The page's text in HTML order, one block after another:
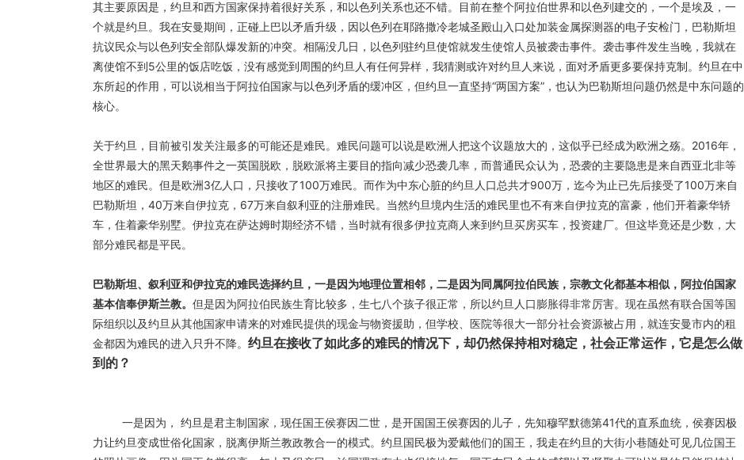
其主要原因是，约旦和西方国家保持着很好关系，和以色列关系也还不错。目前在整个阿拉伯世界和以色列建交的，一个是埃及，一
个就是约旦。我在安曼期间，正碰上巴以矛盾升级，因以色列在耶路撒冷老城圣殿山入口处加装金属探测器的电子安检门，巴勒斯坦
抗议民众与以色列安全部队爆发新的冲突。相隔没几日，以色列驻约旦使馆就发生使馆人员被袭击事件。袭击事件发生当晚，我就在
离使馆不到5公里的饭店吃饭，没有感觉到周围的约旦人有任何异样，我猜测或许对约旦人来说，面对矛盾更多要保持克制。约旦在中
东所起的作用，可以说相当于阿拉伯国家与以色列矛盾的缓冲区，但约旦一直坚持“两国方案”，也认为巴勒斯坦问题仍然是中东问题的
核心。
关于约旦，目前被引发关注最多的可能还是难民。难民问题可以说是欧洲人把这个议题放大的，这似乎已经成为欧洲之殇。2016年，
全世界最大的黑天鹅事件之一英国脱欧，脱欧派将主要目的指向减少恐袭几率，而普通民众认为，恐袭的主要隐患是来自西亚北非等
地区的难民。但是欧洲3亿人口，只接收了100万难民。而作为中东心脏的约旦人口总共才900万，迄今为止已先后接受了100万来自
巴勒斯坦，40万来自伊拉克，67万来自叙利亚的注册难民。当然约旦境内生活的难民里也不有来自伊拉克的富豪，他们开着豪华轿
车，住着豪华别墅。伊拉克在萨达姆时期经济不错，当时就有很多伊拉克商人来到约旦买房买车，投资建厂。但这毕竟还是少数，大
部分难民都是平民。
巴勒斯坦、叙利亚和伊拉克的难民选择约旦，一是因为地理位置相邻，二是因为同属阿拉伯民族，宗教文化都基本相似，阿拉伯国家
基本信奉伊斯兰教。 但是因为阿拉伯民族生育比较多，生七八个孩子很正常，所以约旦人口膨胀得非常厉害。 现在虽然有联合国等国
际组织以及约旦从其他国家申请来的对难民提供的现金与物资援助，但学校、医院等很大一部分社会资源被占用，就连安曼市内的租
金都因为难民的进入只升不降。 约旦在接收了如此多的难民的情况下，却仍然保持相对稳定，社会正常运作，它是怎么做
到的？
一是因为， 约旦是君主制国家，现任国王侯赛因二世，是开国国王侯赛因的儿子，先知穆罕默德第41代的直系血统，侯赛因极
力让约旦变成世俗化国家，脱离伊斯兰教政教合一的模式。约旦国民极为爱戴他们的国王，我走在约旦的大街小巷随处可见几位国王